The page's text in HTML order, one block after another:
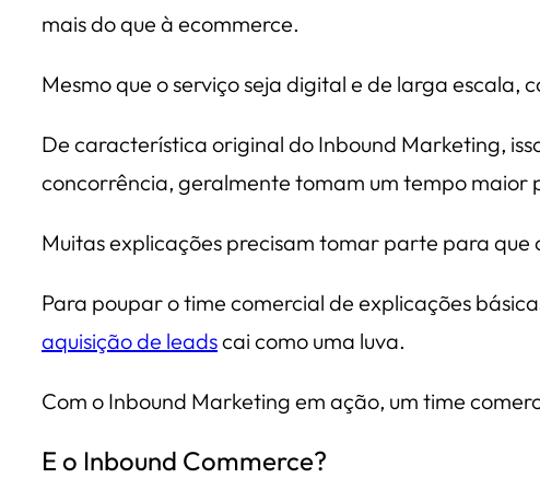
mais do que à ecommerce.
Mesmo que o serviço seja digital e de larga escala,
De característica original do Inbound Marketing,
concorrência, geralmente tomam um tempo maior
Muitas explicações precisam tomar parte para
Para poupar o time comercial de explicações
aquisição de leadscai como uma luva.
Com o Inbound Marketing em ação, um time
E o Inbound Commerce?